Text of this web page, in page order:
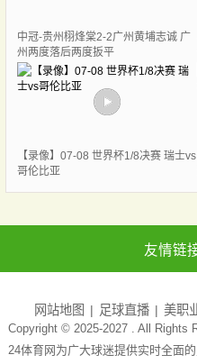
中冠-贵州栩烽棠2-2广州黄埔志诚 广
州两度落后两度扳平
【录像】07-08 世界杯1/8决赛 瑞士vs
哥伦比亚
友情链
网站地图 足球直播 美职
Copyright © 2025-2027 . All Rights
24体育网为广大球迷提供实时全面